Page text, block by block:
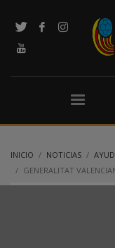
INICIO NOTICIAS
GENERALITAT